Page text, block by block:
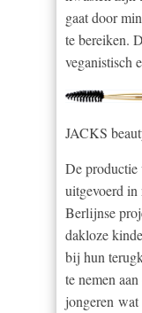
gaat door
te bereiken.
veganistisch
JACKS
De productie
uitgevoerd in
Berlijnse
dakloze
bij hun
te nemen
jongeren